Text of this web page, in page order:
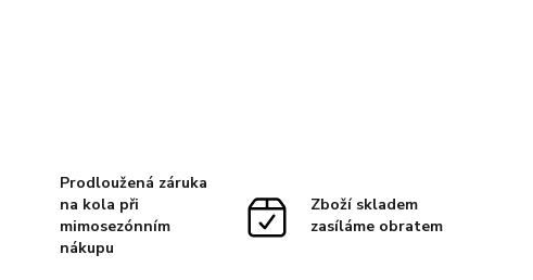
Prodloužená záruka
na kola při
mimosezónním
nákupu
Zboží skladem
zasíláme obratem